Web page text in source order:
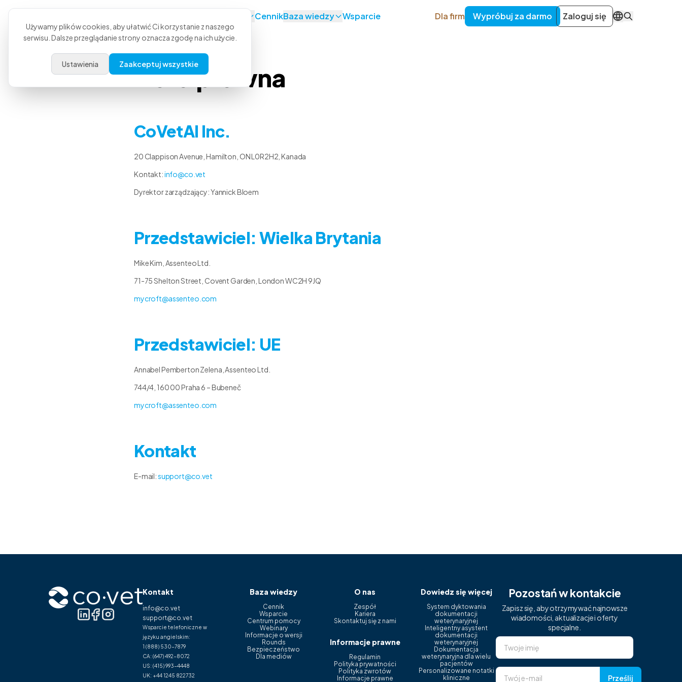
CennikBaza wiedzy Wsparcie Dla firm Wypróbuj za darmo Zaloguj się PL
Nota prawna
CoVetAI Inc.
20 Clappison Avenue, Hamilton, ON L0R2H2, Kanada
Kontakt:info@co.vet
Dyrektor zarządzający: Yannick Bloem
Przedstawiciel: Wielka Brytania
Mike Kim, Assenteo Ltd.
71-75 Shelton Street, Covent Garden, London WC2H 9JQ
mycroft@assenteo.com
Przedstawiciel: UE
Annabel Pemberton Zelena, Assenteo Ltd.
744/4, 160 00 Praha 6 – Bubeneč
mycroft@assenteo.com
Kontakt
E-mail:support@co.vet
Kontakt
info@co.vet
support@co.vet
Wsparcie telefoniczne w
języku angielskim:
1 (888) 530-7879
CA: (647) 492-8072
US: (415) 993-4448
UK: +44 1245 822732
Baza wiedzy
Cennik
Wsparcie
Centrum pomocy
Webinary
Informacje o wersji
Rounds
Bezpieczeństwo
Dla mediów
O nas
Zespół
Kariera
Skontaktuj się z nami
Informacje prawne
Regulamin
Polityka prywatności
Polityka zwrotów
Informacje prawne
Dowiedz się więcej
System dyktowania
dokumentacji
weterynaryjnej
Inteligentny asystent
dokumentacji
weterynaryjnej
Dokumentacja
weterynaryjna dla wielu
pacjentów
Personalizowane notatki
kliniczne
Pozostań w kontakcie
Zapisz się, aby otrzymywać najnowsze
wiadomości, aktualizacje i oferty
specjalne.
Prześlij
Używamy plików cookies, aby ułatwić Ci korzystanie z naszego
serwisu. Dalsze przeglądanie strony oznacza zgodę na ich użycie.
Ustawienia Zaakceptuj wszystkie